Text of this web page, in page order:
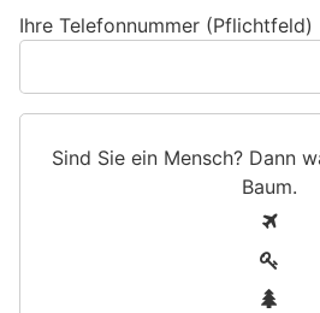
Ihre Telefonnummer (Pflichtfeld)
Sind Sie ein Mensch? Dann
Baum.